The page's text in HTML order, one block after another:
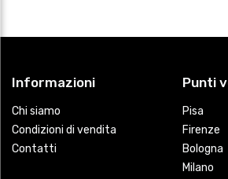
Informazioni
Chi siamo
Condizioni di vendita
Contatti
Punti
Pisa
Firenze
Bologna
Milano